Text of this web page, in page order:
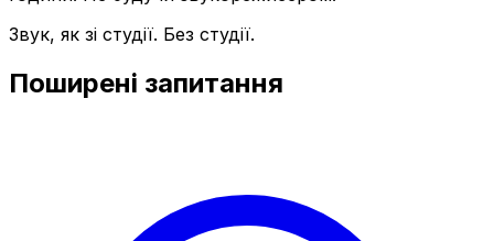
Звук, як зі студії. Без студії.
Поширені запитання